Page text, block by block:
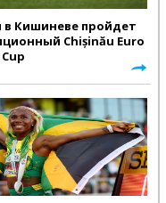
в Кишиневе пройдет
Chișinău Euro